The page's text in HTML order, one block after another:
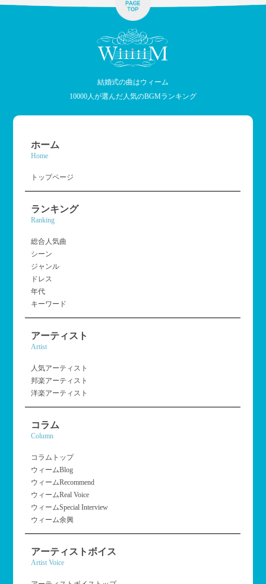
結婚式の曲はウィーム
10000人が選んだ人気のBGMランキング
ホーム
Home
トップページ
ランキング
Ranking
総合人気曲
シーン
ジャンル
ドレス
年代
キーワード
アーティスト
Artist
人気アーティスト
邦楽アーティスト
洋楽アーティスト
コラム
Column
コラムトップ
ウィームBlog
ウィームRecommend
ウィームReal Voice
ウィームSpecial Interview
ウィーム余興
アーティストボイス
Artist Voice